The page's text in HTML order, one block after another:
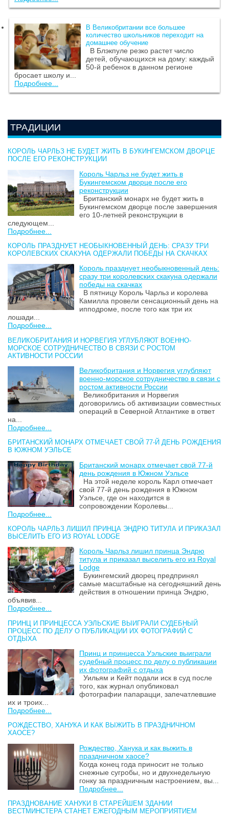
В Великобритании все большее
количество школьников переходит на
домашнее обучение
В Блэкпуле резко растет число
детей, обучающихся на дому: каждый
50-й ребенок в данном регионе
бросает школу и...
Подробнее...
ТРАДИЦИИ
КОРОЛЬ ЧАРЛЬЗ НЕ БУДЕТ ЖИТЬ В БУКИНГЕМСКОМ ДВОРЦЕ
ПОСЛЕ ЕГО РЕКОНСТРУКЦИИ
Король Чарльз не будет жить в
Букингемском дворце после его
реконструкции
Британский монарх не будет жить в
Букингемском дворце после завершения
его 10-летней реконструкции в
следующем...
Подробнее...
КОРОЛЬ ПРАЗДНУЕТ НЕОБЫКНОВЕННЫЙ ДЕНЬ: СРАЗУ ТРИ
КОРОЛЕВСКИХ СКАКУНА ОДЕРЖАЛИ ПОБЕДЫ НА СКАЧКАХ
Король празднует необыкновенный день:
сразу три королевских скакуна одержали
победы на скачках
В пятницу Король Чарльз и королева
Камилла провели сенсационный день на
ипподроме, после того как три их
лошади...
Подробнее...
ВЕЛИКОБРИТАНИЯ И НОРВЕГИЯ УГЛУБЛЯЮТ ВОЕННО-
МОРСКОЕ СОТРУДНИЧЕСТВО В СВЯЗИ С РОСТОМ
АКТИВНОСТИ РОССИИ
Великобритания и Норвегия углубляют
военно-морское сотрудничество в связи с
ростом активности России
Великобритания и Норвегия
договорились об активизации совместных
операций в Северной Атлантике в ответ
на...
Подробнее...
БРИТАНСКИЙ МОНАРХ ОТМЕЧАЕТ СВОЙ 77-Й ДЕНЬ РОЖДЕНИЯ
В ЮЖНОМ УЭЛЬСЕ
Британский монарх отмечает свой 77-й
день рождения в Южном Уэльсе
На этой неделе король Карл отмечает
свой 77-й день рождения в Южном
Уэльсе, где он находится в
сопровождении Королевы...
Подробнее...
КОРОЛЬ ЧАРЛЬЗ ЛИШИЛ ПРИНЦА ЭНДРЮ ТИТУЛА И ПРИКАЗАЛ
ВЫСЕЛИТЬ ЕГО ИЗ ROYAL LODGE
Король Чарльз лишил принца Эндрю
титула и приказал выселить его из Royal
Lodge
Букингемский дворец предпринял
самые масштабные на сегодняшний день
действия в отношении принца Эндрю,
объявив...
Подробнее...
ПРИНЦ И ПРИНЦЕССА УЭЛЬСКИЕ ВЫИГРАЛИ СУДЕБНЫЙ
ПРОЦЕСС ПО ДЕЛУ О ПУБЛИКАЦИИ ИХ ФОТОГРАФИЙ С
ОТДЫХА
Принц и принцесса Уэльские выиграли
судебный процесс по делу о публикации
их фотографий с отдыха
Уильям и Кейт подали иск в суд после
того, как журнал опубликовал
фотографии папарацци, запечатлевшие
их и троих...
Подробнее...
РОЖДЕСТВО, ХАНУКА И КАК ВЫЖИТЬ В ПРАЗДНИЧНОМ
ХАОСЕ?
Рождество, Ханука и как выжить в
праздничном хаосе?
Когда конец года приносит не только
снежные сугробы, но и двухнедельную
гонку за праздничным настроением, вы...
Подробнее...
ПРАЗДНОВАНИЕ ХАНУКИ В СТАРЕЙШЕМ ЗДАНИИ
ВЕСТМИНСТЕРА СТАНЕТ ЕЖЕГОДНЫМ МЕРОПРИЯТИЕМ